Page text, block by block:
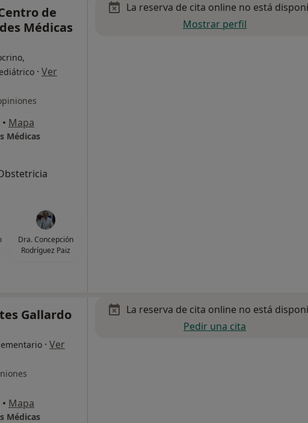
de
Médicas
· Ver
• Mapa
Médicas
Dra. Concepción
Rodríguez Paiz
La reserva de cita online no está
Mostrar perfil
Gallardo
· Ver
• Mapa
Médicas
La reserva de cita online no está
Pedir una cita